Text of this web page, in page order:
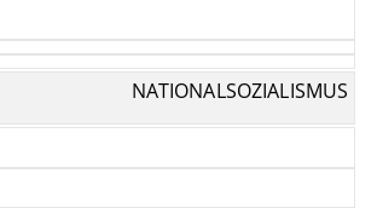
NATIONALSOZIALISMUS